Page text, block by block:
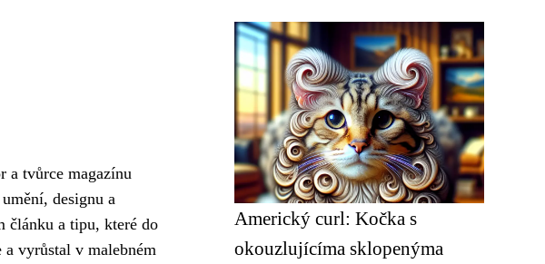
a tvůrce magazínu
designu a
článku a tipu, které do
vyrůstal v malebném
Americký curl: Kočka s
okouzlujícíma sklopenýma